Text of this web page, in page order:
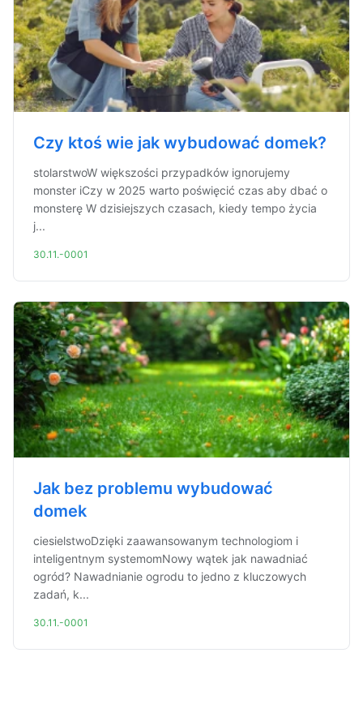
Czy ktoś wie jak wybudować domek?
stolarstwoW większości przypadków ignorujemy
monster iCzy w 2025 warto poświęcić czas aby dbać o
monsterę W dzisiejszych czasach, kiedy tempo życia
j...
30.11.-0001
Jak bez problemu wybudować
domek
ciesielstwoDzięki zaawansowanym technologiom i
inteligentnym systemomNowy wątek jak nawadniać
ogród? Nawadnianie ogrodu to jedno z kluczowych
zadań, k...
30.11.-0001